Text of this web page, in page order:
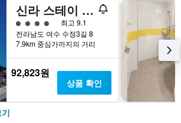
신라 스테이 여수 엑스포역
4​성급
최고 9.1
전라남도 여수 수정3길 8
7.9km 중심가까지의 거리
92,823원
상품 확인